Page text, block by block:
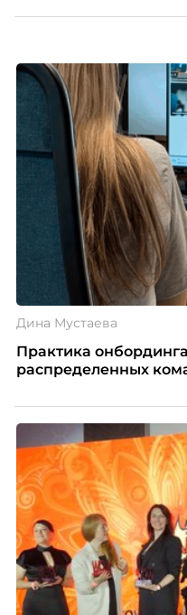
Дина Мустаева
Практика
распределенных